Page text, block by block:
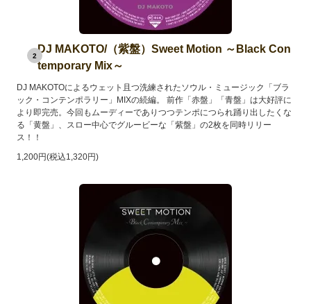
2
DJ MAKOTO/（紫盤）Sweet Motion ～Black Con
temporary Mix～
DJ MAKOTOによるウェット且つ洗練されたソウル・ミュージック「ブラ
ック・コンテンポラリー」MIXの続編。 前作「赤盤」「青盤」は大好評に
より即完売。今回もムーディーでありつつテンポにつられ踊り出したくな
る「黄盤」、スロー中心でグルービーな「紫盤」の2枚を同時リリー
ス！！
1,200円(税込1,320円)